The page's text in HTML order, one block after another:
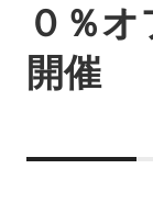
０％
開催